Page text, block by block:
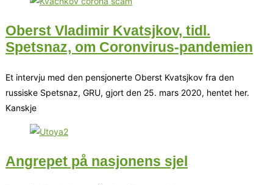
Oberst Vladimir Kvatsjkov, tidl.
Spetsnaz, om Coronvirus-pandemien
Et intervju med den pensjonerte Oberst Kvatsjkov fra den
russiske Spetsnaz, GRU, gjort den 25. mars 2020, hentet her.
Kanskje
Angrepet på nasjonens sjel